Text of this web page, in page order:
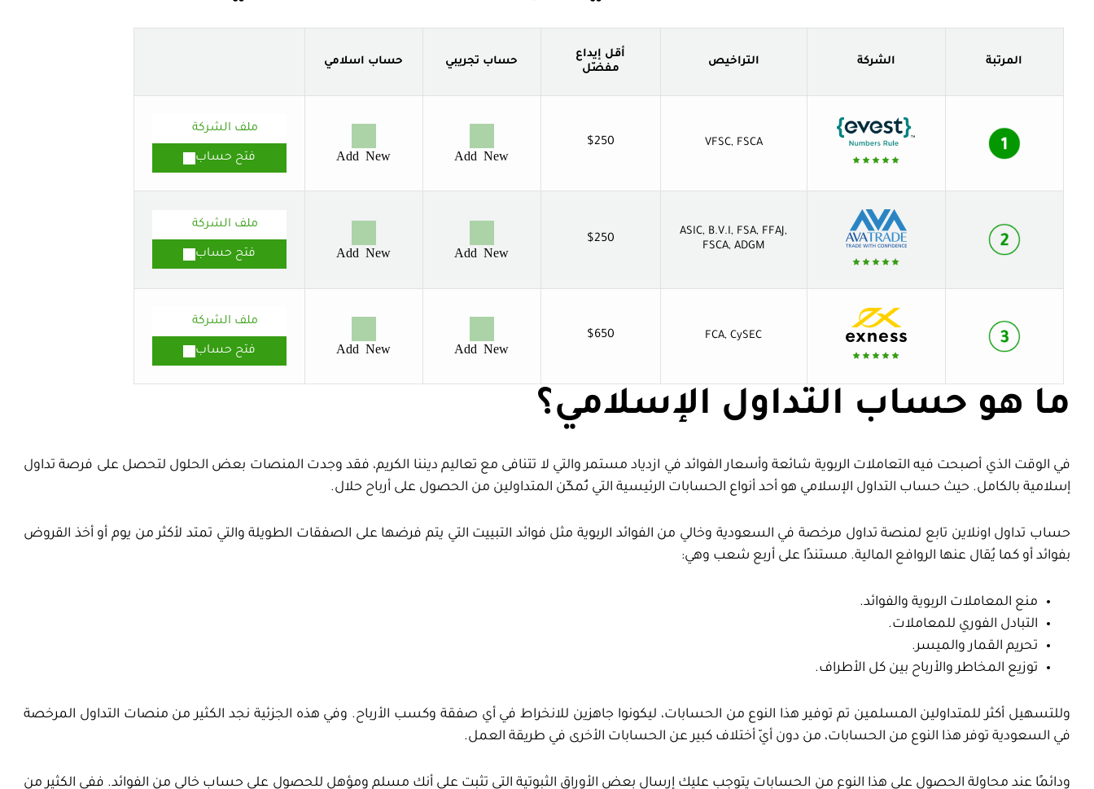
المرتبة الشركة التراخيص
أقل إيداع
مفضّل
حساب تجريبي حساب اسلامي
VFSC, FSCA
$250
Add New
Add New
ملف الشركة
فتح حساب
ASIC, B.V.I, FSA, FFAJ,
FSCA, ADGM
$250
Add New
Add New
ملف الشركة
فتح حساب
FCA, CySEC
$650
Add New
Add New
ملف الشركة
فتح حساب
ما هو حساب التداول الإسلامي؟
في الوقت الذي أصبحت فيه التعاملات الربوية شائعة وأسعار الفوائد في ازدياد مستمر والتي لا تتنافى مع تعاليم ديننا الكريم، فقد وجدت المنصات بعض الحلول لتحصل على فرصة تداول
إسلامية بالكامل. حيث حساب التداول الإسلامي هو أحد أنواع الحسابات الرئيسية التي تُمكّن المتداولين من الحصول على أرباح حلال.
حساب تداول اونلاين تابع لمنصة تداول مرخصة في السعودية وخالي من الفوائد الربوية مثل فوائد التبييت التي يتم فرضها على الصفقات الطويلة والتي تمتد لأكثر من يوم أو أخذ القروض
بفوائد أو كما يُقال عنها الروافع المالية. مستندًا على أربع شعب وهي:
منع المعاملات الربوية والفوائد.
التبادل الفوري للمعاملات.
تحريم القمار والميسر.
توزيع المخاطر والأرباح بين كل الأطراف.
وللتسهيل أكثر للمتداولين المسلمين تم توفير هذا النوع من الحسابات، ليكونوا جاهزين للانخراط في أي صفقة وكسب الأرباح. وفي هذه الجزئية نجد الكثير من منصات التداول المرخصة
في السعودية توفر هذا النوع من الحسابات، من دون أيّ أختلاف كبير عن الحسابات الأخرى في طريقة العمل.
ودائمًا عند محاولة الحصول على هذا النوع من الحسابات يتوجب عليك إرسال بعض الأوراق الثبوتية التي تثبت على أنك مسلم ومؤهل للحصول على حساب خالي من الفوائد. ففي الكثير من